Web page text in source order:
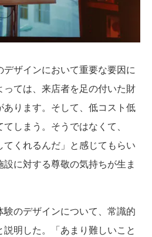
ザインにおいて重要な要因に
ては、来店者を足の付いた財
ります。そして、低コスト低
しまう。そうではなくて、
てくれるんだ」と感じてもらい
に対する尊敬の気持ちが生ま
のデザインについて、常識的
明した。「あまり難しいこと